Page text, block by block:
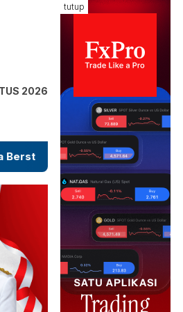
tutup
2026
Sebut Masih dalam Proses